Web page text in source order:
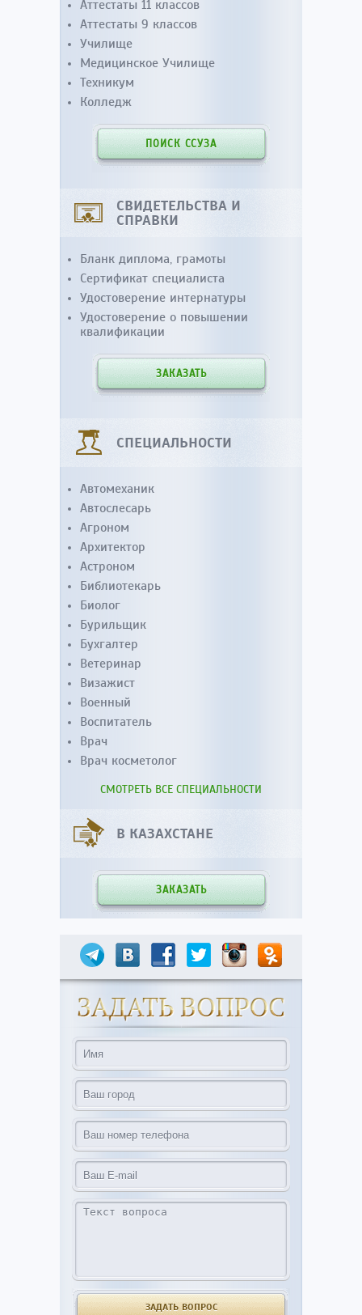
Аттестаты 11 классов
Аттестаты 9 классов
Училище
Медицинское Училище
Техникум
Колледж
ПОИСК ССУЗА
СВИДЕТЕЛЬСТВА И
СПРАВКИ
Бланк диплома, грамоты
Сертификат специалиста
Удостоверение интернатуры
Удостоверение о повышении
квалификации
ЗАКАЗАТЬ
СПЕЦИАЛЬНОСТИ
Автомеханик
Автослесарь
Агроном
Архитектор
Астроном
Библиотекарь
Биолог
Бурильщик
Бухгалтер
Ветеринар
Визажист
Военный
Воспитатель
Врач
Врач косметолог
СМОТРЕТЬ ВСЕ СПЕЦИАЛЬНОСТИ
В КАЗАХСТАНЕ
ЗАКАЗАТЬ